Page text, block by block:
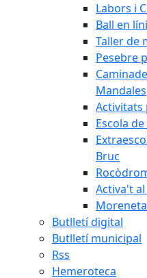
Labors i
Ball en
Taller de
Pesebre
Mandales
Activitats
Escola
Bruc
Activa't
Butlletí digital
Butlletí municipal
Rss
Hemeroteca